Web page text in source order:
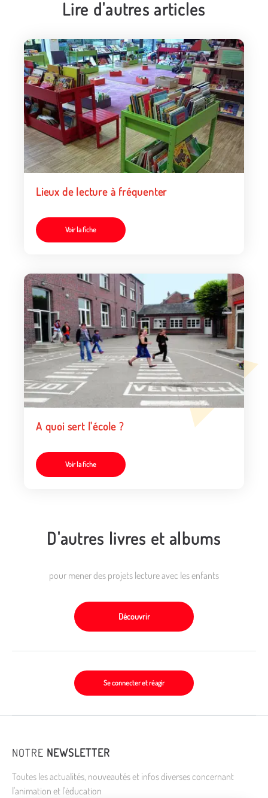
Lire d'autres articles
Lieux de lecture à fréquenter
Voir la fiche
A quoi sert l'école ?
Voir la fiche
D'autres livres et albums
pour mener des projets lecture avec les enfants
Découvrir
Se connecter et réagir
NOTRE NEWSLETTER
Toutes les actualités, nouveautés et infos diverses concernant
l'animation et l'éducation